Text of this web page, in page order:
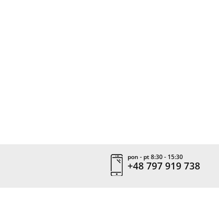
pon - pt 8:30 - 15:30
+48 797 919 738